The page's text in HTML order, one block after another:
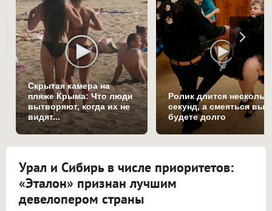
Скрытая камера на
пляже Крыма: Что люди
вытворяют, когда их не
видят...
Ролик длится
секунд, а смеяться вы
будете долго
Урал и Сибирь в числе приоритетов:
«Эталон» признан лучшим
девелопером страны